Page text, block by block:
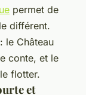
permet de
différent.
le Château
conte, et le
flotter.
et